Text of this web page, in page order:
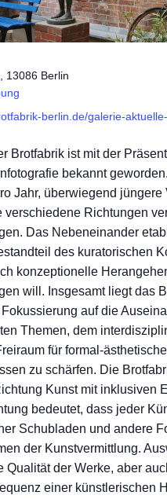
13086 Berlin
berlin.de/galerie-
Brot­fa­brik­ ist mit der
bekannt
Jahr, über­wie­gend
ver­schie­de­ne Rich­tun­gen
Das Neben­ein­an­der
des kura­to­ri­schen
kon­zep­tio­nel­le
will. Ins­ge­samt liegt das
auf die
The­men, dem
für formal-
zu schär­fen. Die
Kunst mit inklu­si­ven
bedeu­tet, dass jeder
Schub­la­den und ande­re
der Kunst­ver­mitt­lung.
Qua­li­tät der Wer­ke, aber
einer künst­le­ri­schen